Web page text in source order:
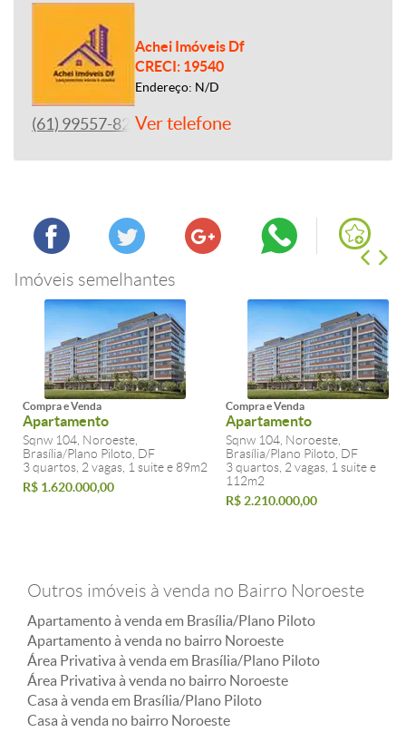
Achei Imóveis Df
CRECI: 19540
Endereço: N/D
(61) 99557-8243Ver telefone
Imóveis semelhantes
Compra e Venda
Apartamento
Sqnw 104, Noroeste,
Brasília/Plano Piloto, DF
3 quartos, 2 vagas, 1 suite e 89m2
R$ 1.620.000,00
Compra e Venda
Apartamento
Sqnw 104, Noroeste,
Brasília/Plano Piloto, DF
3 quartos, 2 vagas, 1 suite e
112m2
R$ 2.210.000,00
Outros imóveis à venda no Bairro Noroeste
Apartamento à venda em Brasília/Plano Piloto
Apartamento à venda no bairro Noroeste
Área Privativa à venda em Brasília/Plano Piloto
Área Privativa à venda no bairro Noroeste
Casa à venda em Brasília/Plano Piloto
Casa à venda no bairro Noroeste